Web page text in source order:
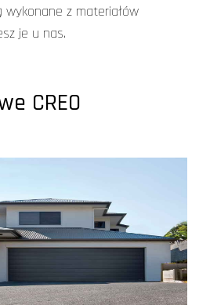
z materiałów
je u nas.
CREO